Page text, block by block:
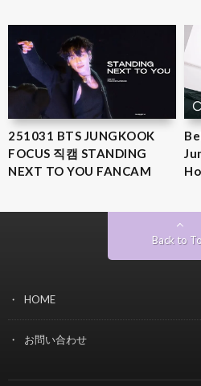
251031 BTS JUNGKOOK
FOCUS 직캠 STANDING
NEXT TO YOU FANCAM
Back to
HOME
お問い合わせ